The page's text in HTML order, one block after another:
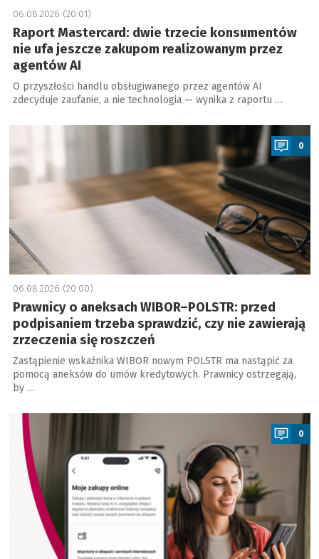
06.08.2026 (20:01)
Raport Mastercard: dwie trzecie konsumentów
nie ufa jeszcze zakupom realizowanym przez
agentów AI
O przyszłości handlu obsługiwanego przez agentów AI
zdecyduje zaufanie, a nie technologia — wynika z raportu …
a
0
06.08.2026 (20:00)
Prawnicy o aneksach WIBOR–POLSTR: przed
podpisaniem trzeba sprawdzić, czy nie zawierają
zrzeczenia się roszczeń
Zastąpienie wskaźnika WIBOR nowym POLSTR ma nastąpić za
pomocą aneksów do umów kredytowych. Prawnicy ostrzegają,
by …
0